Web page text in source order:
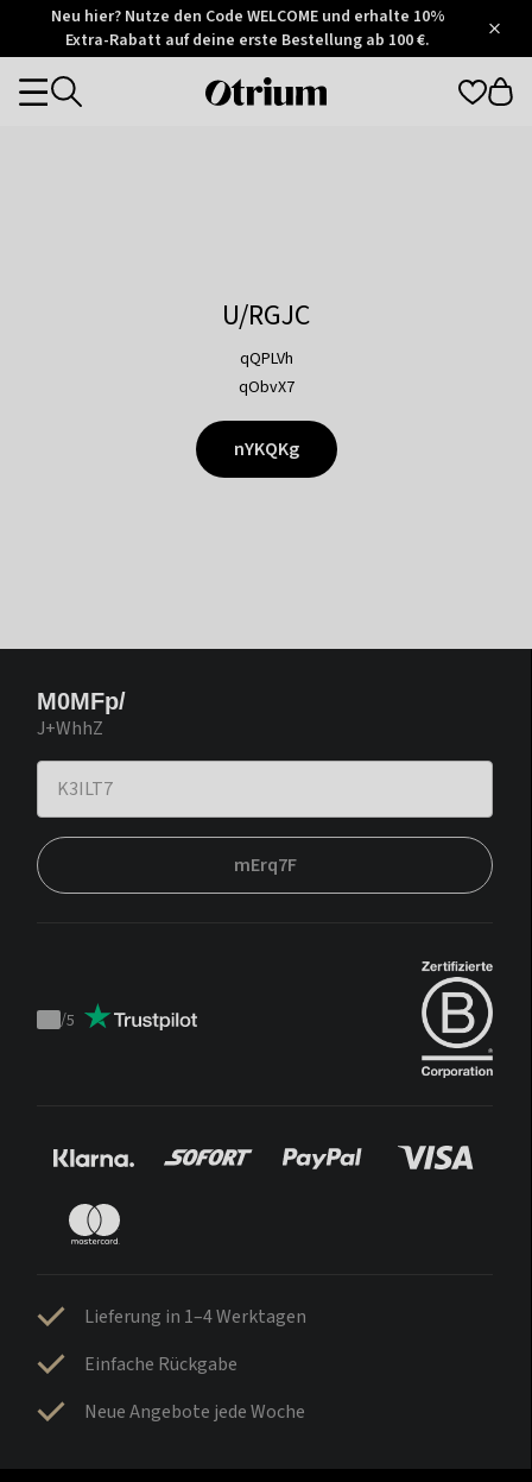
Otrium
Trustpilot
Neu hier? Nutze den Code WELCOME und erhalte 10%
Extra-Rabatt auf deine erste Bestellung ab 100 €.
Otrium
Categories
U/RGJC
qQPLVh
qObvX7
nYKQKg
M0MFp/
J+WhhZ
mErq7F
Trustpilot
/5
Lieferung in 1–4 Werktagen
Einfache Rückgabe
Neue Angebote jede Woche